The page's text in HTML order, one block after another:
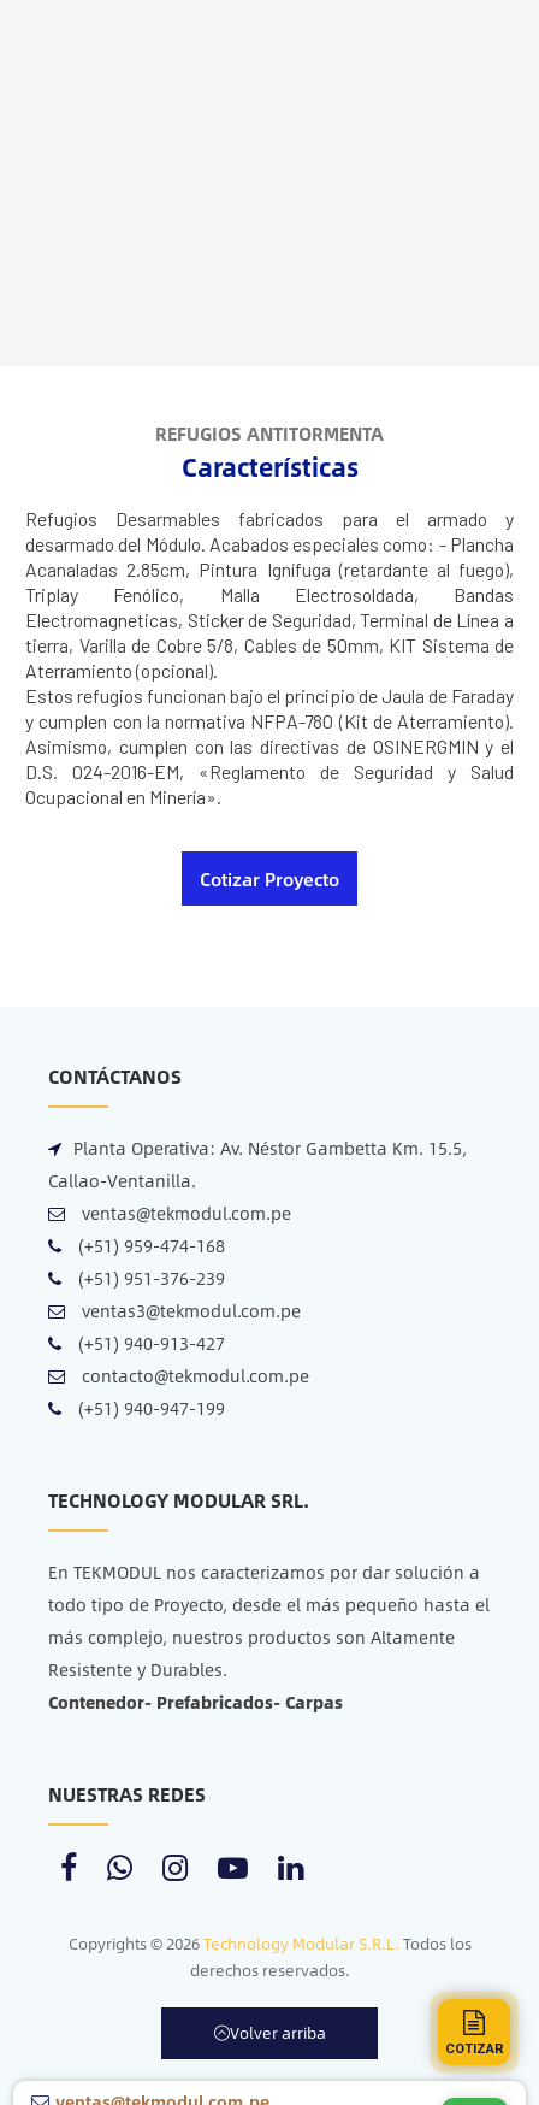
REFUGIOS ANTITORMENTA
Características
Refugios Desarmables fabricados para el armado y
desarmado del Módulo. Acabados especiales como: - Plancha
Acanaladas 2.85cm, Pintura Ignífuga (retardante al fuego),
Triplay Fenólico, Malla Electrosoldada, Bandas
Electromagneticas, Sticker de Seguridad, Terminal de Línea a
tierra, Varilla de Cobre 5/8, Cables de 50mm, KIT Sistema de
Aterramiento (opcional).
Estos refugios funcionan bajo el principio de Jaula de Faraday
y cumplen con la normativa NFPA-780 (Kit de Aterramiento).
Asimismo, cumplen con las directivas de OSINERGMIN y el
D.S. 024-2016-EM, «Reglamento de Seguridad y Salud
Ocupacional en Minería».
Cotizar Proyecto
CONTÁCTANOS
Planta Operativa: Av. Néstor Gambetta Km. 15.5,
Callao-Ventanilla.
ventas@tekmodul.com.pe
(+51) 959-474-168
(+51) 951-376-239
ventas3@tekmodul.com.pe
(+51) 940-913-427
contacto@tekmodul.com.pe
(+51) 940-947-199
TECHNOLOGY MODULAR SRL.
En TEKMODUL nos caracterizamos por dar solución a
todo tipo de Proyecto, desde el más pequeño hasta el
más complejo, nuestros productos son Altamente
Resistente y Durables.
Contenedor- Prefabricados- Carpas
NUESTRAS REDES
Copyrights © 2026Technology Modular S.R.L. Todos los
derechos reservados.
Volver arriba
COTIZAR